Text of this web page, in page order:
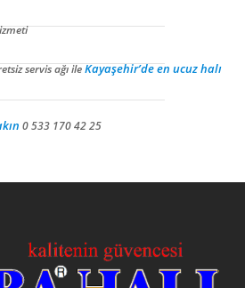
servis ağı ileKayaşehir’de en ucuz halı
0 533 170 42 25